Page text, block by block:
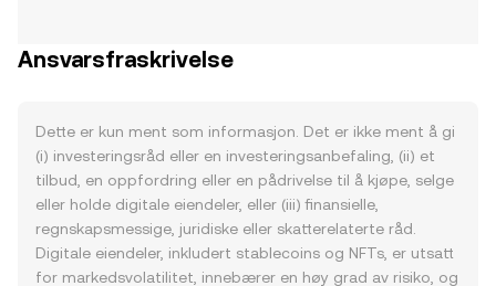
Ansvarsfraskrivelse
Dette er kun ment som informasjon. Det er ikke ment å gi
(i) investeringsråd eller en investeringsanbefaling, (ii) et
tilbud, en oppfordring eller en pådrivelse til å kjøpe, selge
eller holde digitale eiendeler, eller (iii) finansielle,
regnskapsmessige, juridiske eller skatterelaterte råd.
Digitale eiendeler, inkludert stablecoins og NFTs, er utsatt
for markedsvolatilitet, innebærer en høy grad av risiko, og